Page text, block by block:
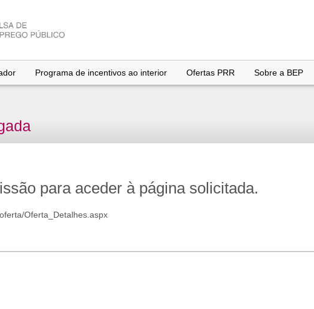
Programa de incentivos ao interior Ofertas PRR Sobre a BEP
para aceder à página solicitada.
Oferta_Detalhes.aspx